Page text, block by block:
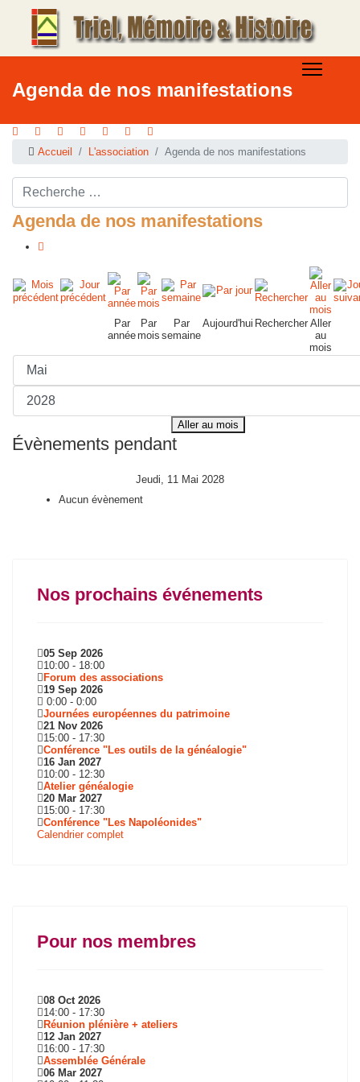
Agenda de nos manifestations
Accueil L'association Agenda de nos manifestations
Rechercher ...
Agenda de nos manifestations
Par
année
Par
mois
Par
semaine
Aujourd'hui Rechercher Aller
au
mois
Aller au mois
Évènements pendant
Jeudi, 11 Mai 2028
Aucun évènement
Nos prochains événements
05 Sep 2026
10:00 - 18:00
Forum des associations
19 Sep 2026
0:00 - 0:00
Journées européennes du patrimoine
21 Nov 2026
15:00 - 17:30
Conférence "Les outils de la généalogie"
16 Jan 2027
10:00 - 12:30
Atelier généalogie
20 Mar 2027
15:00 - 17:30
Conférence "Les Napoléonides"
Calendrier complet
Pour nos membres
08 Oct 2026
14:00 - 17:30
Réunion plénière + ateliers
12 Jan 2027
16:00 - 17:30
Assemblée Générale
06 Mar 2027